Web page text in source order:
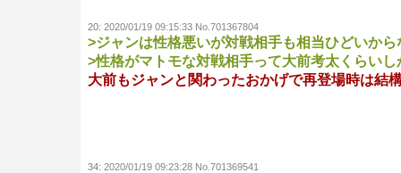
20: 2020/01/19 09:15:33 No.701367804
>ジャンは性格悪いが対戦相手も相当ひどいから
>性格がマトモな対戦相手って大前考太くらい
大前もジャンと関わったおかげで再登場時は結
34: 2020/01/19 09:23:28 No.701369541